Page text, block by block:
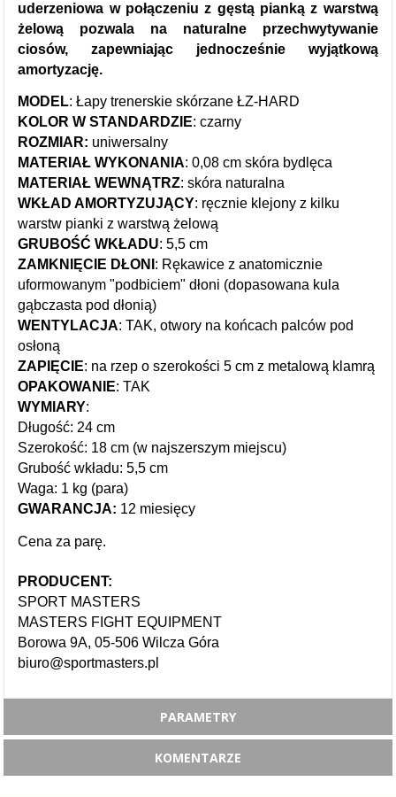
uderzeniowa w połączeniu z gęstą pianką z warstwą
żelową pozwala na naturalne przechwytywanie
ciosów, zapewniając jednocześnie wyjątkową
amortyzację.
MODEL: Łapy trenerskie skórzane ŁZ-HARD
KOLOR W STANDARDZIE: czarny
ROZMIAR: uniwersalny
MATERIAŁ WYKONANIA: 0,08 cm skóra bydlęca
MATERIAŁ WEWNĄTRZ: skóra naturalna
WKŁAD AMORTYZUJĄCY: ręcznie klejony z kilku
warstw pianki z warstwą żelową
GRUBOŚĆ WKŁADU: 5,5 cm
ZAMKNIĘCIE DŁONI : Rękawice z anatomicznie
uformowanym "podbiciem" dłoni (dopasowana kula
gąbczasta pod dłonią)
WENTYLACJA: TAK, otwory na końcach palców pod
osłoną
ZAPIĘCIE: na rzep o szerokości 5 cm z metalową klamrą
OPAKOWANIE: TAK
WYMIARY:
Długość: 24 cm
Szerokość: 18 cm (w najszerszym miejscu)
Grubość wkładu: 5,5 cm
Waga: 1 kg (para)
GWARANCJA: 12 miesięcy
Cena za parę.
PRODUCENT:
SPORT MASTERS
MASTERS FIGHT EQUIPMENT
Borowa 9A, 05-506 Wilcza Góra
biuro@sportmasters.pl
PARAMETRY
KOMENTARZE